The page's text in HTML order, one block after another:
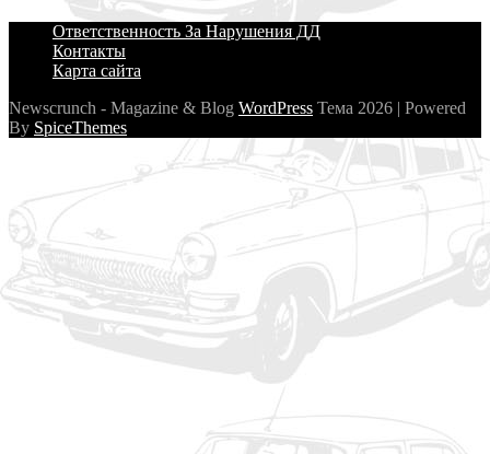
Ответственность За Нарушения ДД
Контакты
Карта сайта
Newscrunch - Magazine & Blog WordPress Тема 2026 | Powered
By SpiceThemes